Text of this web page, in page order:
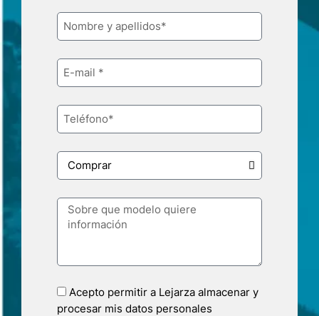
Acepto permitir a Lejarza almacenar y
procesar mis datos personales